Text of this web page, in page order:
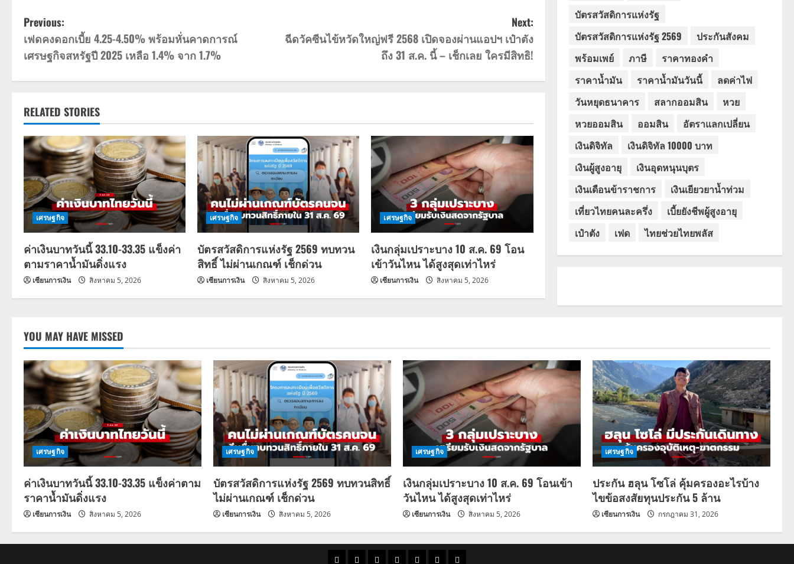
P
o
s
n
a
v
i
g
a
t
i
n
Previous:
เฟดคงดอกเบี้ย 4.25-4.50% พร้อมหั่นคาดการณ์
เศรษฐกิจสหรัฐปี 2025 เหลือ 1.4% จาก 1.7%
Next:
ฉีดวัคซีนไข้หวัดใหญ่ฟรี 2568 เปิดจองผ่านแอปฯ เป๋าตัง
ถึง 31 ส.ค. นี้ – เช็กเลย ใครมีสิทธิ!
RELATED STORIES
เศรษฐกิจ
ค่าเงินบาทวันนี้ 33.10-33.35 แข็งค่า
ตามราคาน้ำมันดิ่งแรง
เซียนการเงิน สิงหาคม 5, 2026
เศรษฐกิจ
บัตรสวัสดิการแห่งรัฐ 2569 ทบทวน
สิทธิ์ ไม่ผ่านเกณฑ์ เช็กด่วน
เซียนการเงิน สิงหาคม 5, 2026
เศรษฐกิจ
เงินกลุ่มเปราะบาง 10 ส.ค. 69 โอน
เข้าวันไหน ได้สูงสุดเท่าไหร่
เซียนการเงิน สิงหาคม 5, 2026
บัตรสวัสดิการแห่งรัฐ
บัตรสวัสดิการแห่งรัฐ 2569
ประกันสังคม
พร้อมเพย์
ภาษี
ราคาทองคำ
ราคาน้ำมัน
ราคาน้ำมันวันนี้
ลดค่าไฟ
วันหยุดธนาคาร
สลากออมสิน
หวย
หวยออมสิน
ออมสิน
อัตราแลกเปลี่ยน
เงินดิจิทัล
เงินดิจิทัล 10000 บาท
เงินผู้สูงอายุ
เงินอุดหนุนบุตร
เงินเดือนข้าราชการ
เงินเยียวยาน้ำท่วม
เที่ยวไทยคนละครึ่ง
เบี้ยยังชีพผู้สูงอายุ
เป๋าตัง
เฟด ไทยช่วยไทยพลัส
YOU MAY HAVE MISSED
เศรษฐกิจ
ค่าเงินบาทวันนี้ 33.10-33.35 แข็งค่าตาม
ราคาน้ำมันดิ่งแรง
เซียนการเงิน สิงหาคม 5, 2026
เศรษฐกิจ
บัตรสวัสดิการแห่งรัฐ 2569 ทบทวนสิทธิ์
ไม่ผ่านเกณฑ์ เช็กด่วน
เซียนการเงิน สิงหาคม 5, 2026
เศรษฐกิจ
เงินกลุ่มเปราะบาง 10 ส.ค. 69 โอนเข้า
วันไหน ได้สูงสุดเท่าไหร่
เซียนการเงิน สิงหาคม 5, 2026
เศรษฐกิจ
ประกัน ฮลุน โซโล่ คุ้มครองอะไรบ้าง
ไขข้อสงสัยทุนประกัน 5 ล้าน
เซียนการเงิน กรกฎาคม 31, 2026
ราคาแนว ข่าว ข่าว ดูด ที่ ผู้ชาย